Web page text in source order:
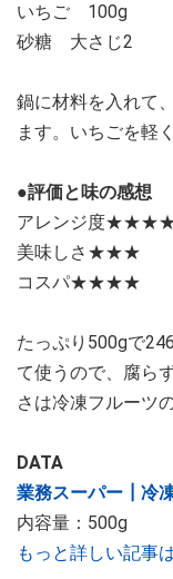
いちご 100g
砂糖 大さじ2
鍋に材料を入れて
ます。いちごを軽
●評価と味の感想
アレンジ度
美味しさ★★★
コスパ★★★★
たっぷり500gで
て使うので、腐ら
さは冷凍フルーツ
DATA
業務スーパー┃冷
内容量：500g
もっと詳しい記事